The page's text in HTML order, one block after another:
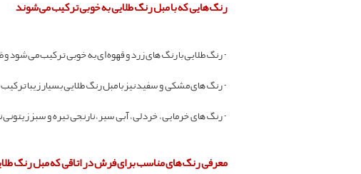
رنگ‌هایی که با مبل رنگ طلایی به خوبی ترکیب می‌شوند
- رنگ طلایی با رنگ‌های زرد و قهوه‌ای به خوبی ترکیب می‌شود و
- رنگ‌های مشکی و سفید نیز با مبل رنگ طلایی بسیار زیبا
- رنگ‌های خرمایی، خردلی، آبی سیر، نارنجی تیره و سبز
معرفی رنگ‌های مناسب برای فرش در اتاقی که مبل رنگ